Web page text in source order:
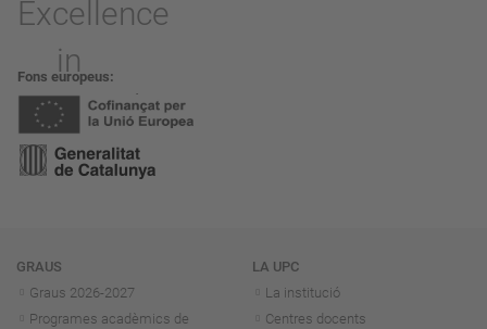
Fons europeus
Navegació
GRAUS
Graus 2026-2027
Programes acadèmics de
LA UPC
La institució
Centres docents